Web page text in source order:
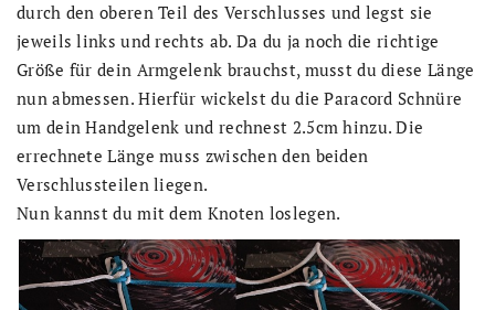
durch den oberen Teil des Verschlusses und legst sie
jeweils links und rechts ab. Da du ja noch die richtige
Größe für dein Armgelenk brauchst, musst du diese Länge
nun abmessen. Hierfür wickelst du die Paracord Schnüre
um dein Handgelenk und rechnest 2.5cm hinzu. Die
errechnete Länge muss zwischen den beiden
Verschlussteilen liegen.
Nun kannst du mit dem Knoten loslegen.